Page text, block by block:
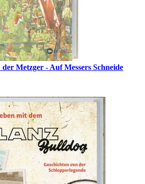
Metzger - Auf Messers Schneide